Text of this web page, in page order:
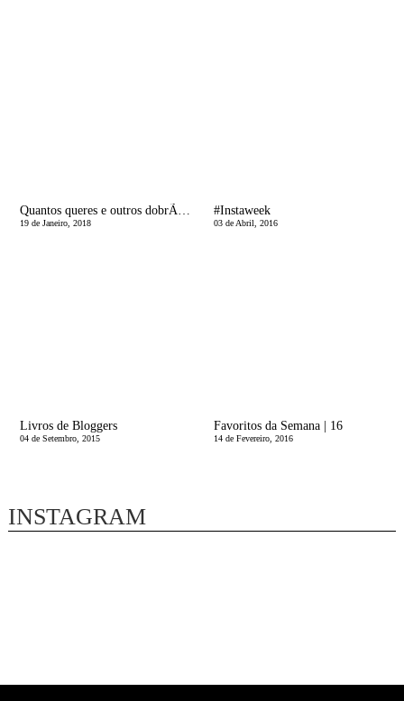
Quantos queres e outros dobrÃ¡veis | A fazer rewind na minha cabeca
19 de Janeiro, 2018
#Instaweek
03 de Abril, 2016
Livros de Bloggers
04 de Setembro, 2015
Favoritos da Semana | 16
14 de Fevereiro, 2016
INSTAGRAM